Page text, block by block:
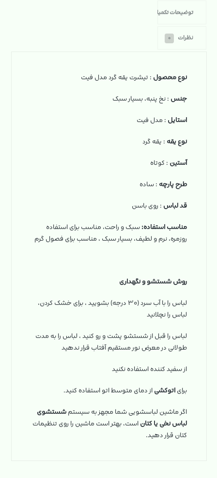
توضیحات تکمیلی
نظرات ۰
نوع محصول : تیشرت یقه گرد مدل فیت
جنس : نخ‌ پنبه، بسیار سبک
استایل : مدل فیت
نوع یقه : یقه گرد
آستین : کوتاه
طرح پارچه : ساده
قد لباس : روی باسن
مناسب استفاده:سبک و راحت، مناسب برای استفاده
روزمره، نرم و لطیف، بسیار سبک ، مناسب برای فصول گرم
روش شستشو و نگهداری
لباس را با آب سرد (۳۰ درجه) بشویید ، برای خشک کردن،
لباس را نچلانید
لباس را قبل از شستشو پشت و رو کنید ، لباس را به مدت
طولانی در معرض نور مستقیم آفتاب قرار ندهید
از سفید کننده استفاده نکنید
برایاتوکشیاز دمای متوسط اتو استفاده کنید.
اگر ماشین لباسشویی شما مجهز به سیستمشستشوی
لباس نخی یا کتاناست، بهتر است ماشین را روی تنظیمات
کتان قرار دهید.